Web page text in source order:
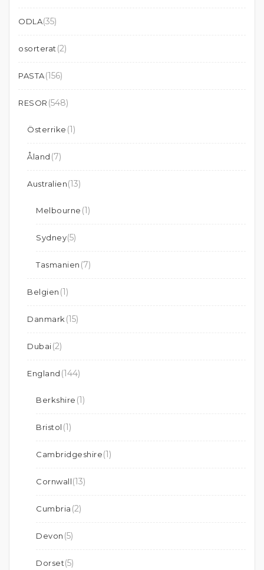
ODLA(35)
osorterat (2)
PASTA(156)
RESOR (548)
Österrike (1)
Åland (7)
Australien(13)
Melbourne (1)
Sydney(5)
Tasmanien (7)
Belgien (1)
Danmark (15)
Dubai(2)
England (144)
Berkshire (1)
Bristol (1)
Cambridgeshire(1)
Cornwall(13)
Cumbria (2)
Devon (5)
Dorset(5)